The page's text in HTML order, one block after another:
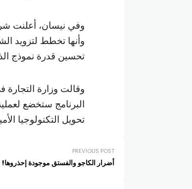
وأنها تخطط لتزويد
تحسين قدرة نموذج
وقالت وزارة
البرنامج ستخضع
تحويل التكنولوجيا
PREVIOUS POST
أضرار الكاجو والفستق موجودة إحذروها!